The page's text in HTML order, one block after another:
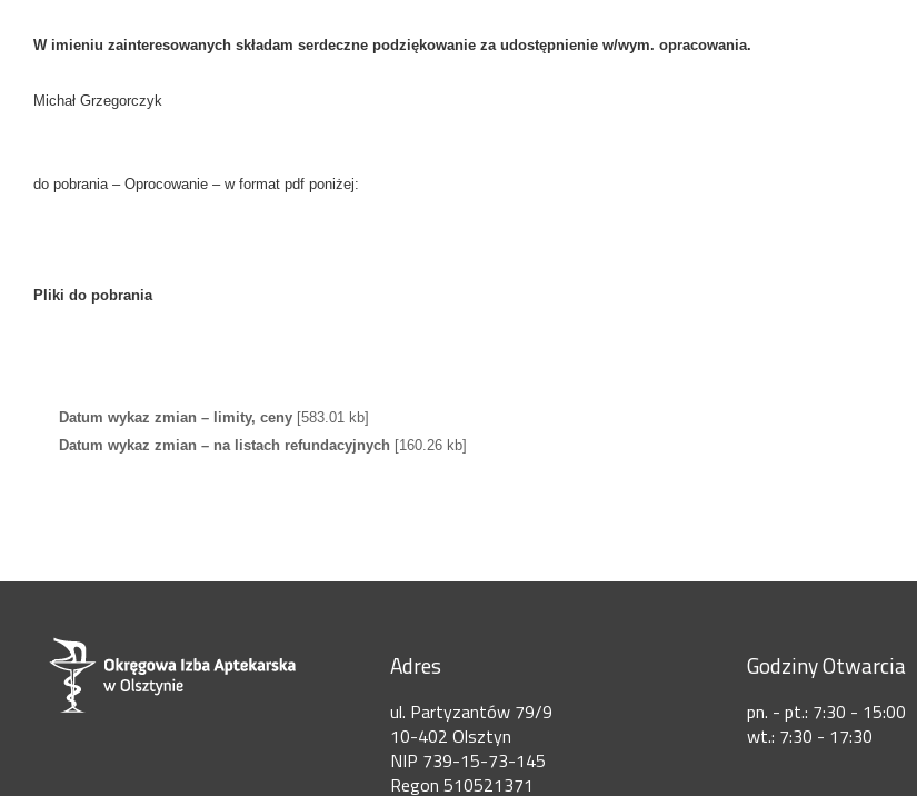
W imieniu zainteresowanych składam serdeczne podziękowanie za udostępnienie w/wym. opracowania.
Michał Grzegorczyk
do pobrania – Oprocowanie – w format pdf poniżej:
Pliki do pobrania
Datum wykaz zmian – limity, ceny [583.01 kb]
Datum wykaz zmian – na listach refundacyjnych [160.26 kb]
Adres
ul. Partyzantów 79/9
10-402 Olsztyn
NIP 739-15-73-145
Regon 510521371
Godziny Otwarcia
pn. - pt.: 7:30 - 15:00
wt.: 7:30 - 17:30